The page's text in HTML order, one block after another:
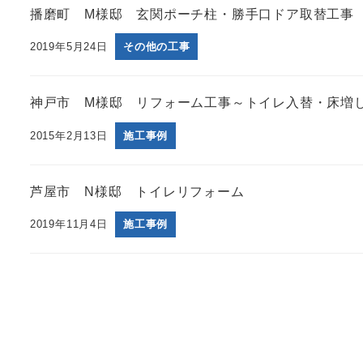
播磨町 M様邸 玄関ポーチ柱・勝手口ドア取替工事
2019年5月24日 その他の工事
神戸市 M様邸 リフォーム工事～トイレ入替・床増
2015年2月13日 施工事例
芦屋市 N様邸 トイレリフォーム
2019年11月4日 施工事例